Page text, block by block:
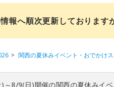
報へ順次更新しております
関西の夏休みイベント・おでかけス
～8/9(日)開催の関西の夏休みイ